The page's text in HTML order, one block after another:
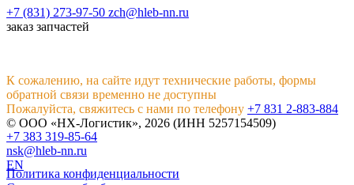
+7 (831) 273-97-50 zch@hleb-nn.ru
заказ запчастей
К сожалению, на сайте идут технические работы, формы
обратной связи временно не доступны
Пожалуйста, свяжитесь с нами по телефону +7 831 2-883-884
© ООО «НХ-Логистик», 2026 (ИНН 5257154509)
+7 383 319-85-64
nsk@hleb-nn.ru
EN
Политика конфиденциальности